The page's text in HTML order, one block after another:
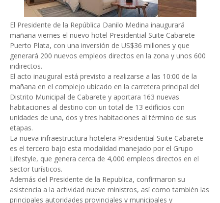
El Presidente de la República Danilo Medina inaugurará
mañana viernes el nuevo hotel Presidential Suite Cabarete
Puerto Plata, con una inversión de US$36 millones y que
generará 200 nuevos empleos directos en la zona y unos 600
indirectos.
El acto inaugural está previsto a realizarse a las 10:00 de la
mañana en el complejo ubicado en la carretera principal del
Distrito Municipal de Cabarete y aportara 163 nuevas
habitaciones al destino con un total de 13 edificios con
unidades de una, dos y tres habitaciones al término de sus
etapas.
La nueva infraestructura hotelera Presidential Suite Cabarete
es el tercero bajo esta modalidad manejado por el Grupo
Lifestyle, que genera cerca de 4,000 empleos directos en el
sector turísticos.
Además del Presidente de la Republica, confirmaron su
asistencia a la actividad nueve ministros, así como también las
principales autoridades provinciales y municipales y